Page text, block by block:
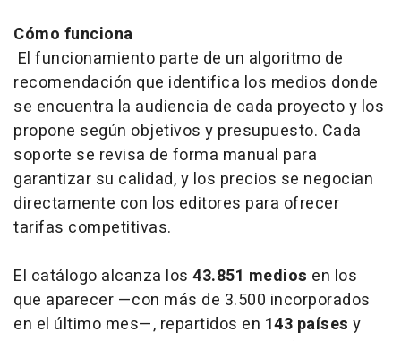
Cómo funciona
El funcionamiento parte de un algoritmo de
recomendación que identifica los medios donde
se encuentra la audiencia de cada proyecto y los
propone según objetivos y presupuesto. Cada
soporte se revisa de forma manual para
garantizar su calidad, y los precios se negocian
directamente con los editores para ofrecer
tarifas competitivas.
El catálogo alcanza los 43.851 medios en los
que aparecer —con más de 3.500 incorporados
en el último mes—, repartidos en 143 países y